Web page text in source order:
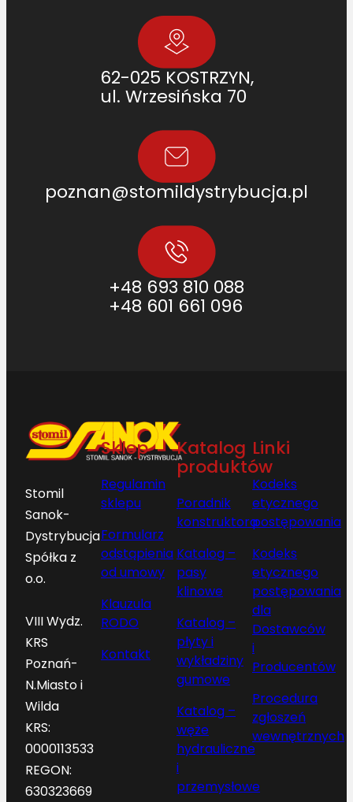
62-025 KOSTRZYN,
ul. Wrzesińska 70
poznan@stomildystrybucja.pl
+48 693 810 088
+48 601 661 096
Stomil
Sanok-
Dystrybucja
Spółka z
o.o.
VIII Wydz.
KRS
Poznań-
N.Miasto i
Wilda
KRS:
0000113533
REGON:
630323669
Sklep
Regulamin
sklepu
Formularz
odstąpienia
od umowy
Klauzula
RODO
Kontakt
Katalog
produktów
Poradnik
konstruktora
Katalog –
pasy
klinowe
Katalog –
płyty i
wykładziny
gumowe
Katalog –
węże
hydrauliczne
i
przemysłowe
Linki
Kodeks
etycznego
postępowania
Kodeks
etycznego
postępowania
dla
Dostawców
i
Producentów
Procedura
zgłoszeń
wewnętrznych